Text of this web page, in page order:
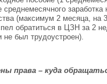
среднемесячного заработка
(максимум 2 месяца, на
обратиться в ЦЗН за 2
не был трудоустроен).
права – куда